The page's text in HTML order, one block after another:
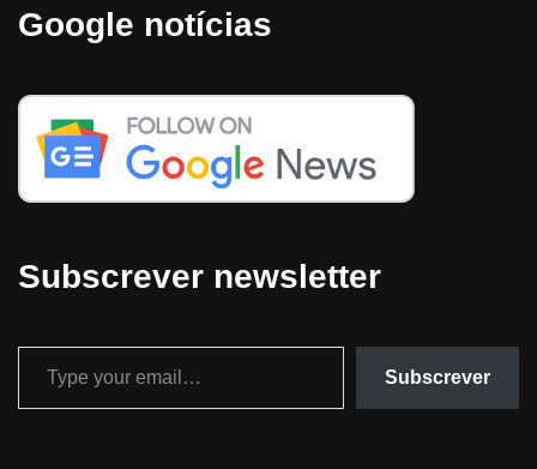
Google notícias
Subscrever newsletter
Subscrever